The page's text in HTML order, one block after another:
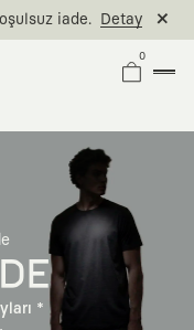
iade. Detay
0
*